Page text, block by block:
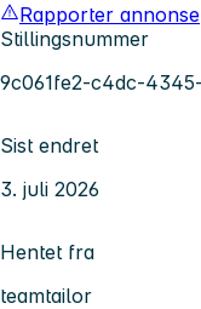
Rapporter annonse
Stillingsnummer
9c061fe2-c4dc-
Sist endret
3. juli 2026
Hentet fra
teamtailor